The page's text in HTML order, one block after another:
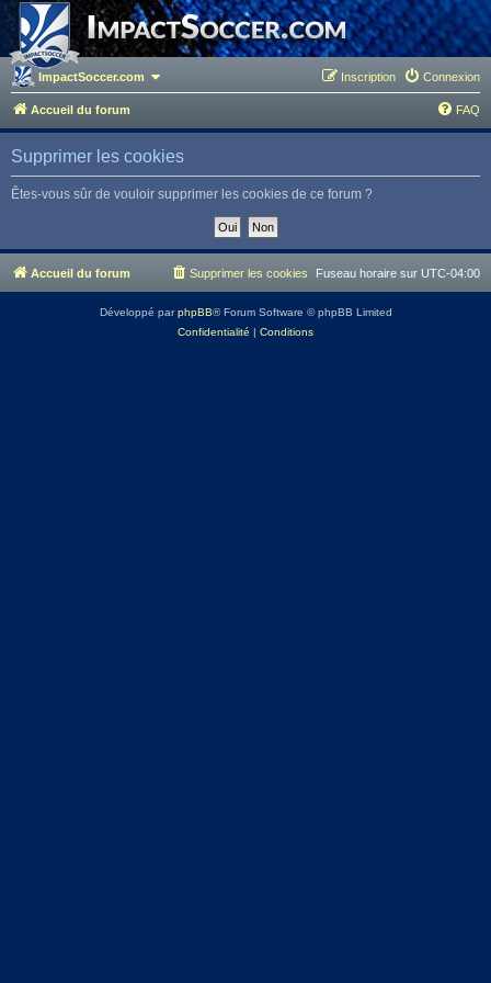
ImpactSoccer.com Connexion
Inscription
Accueil du forum FAQ
Supprimer les cookies
Êtes-vous sûr de vouloir supprimer les cookies de ce forum ?
Accueil du forum Fuseau horaire sur UTC-04:00
Supprimer les cookies
Développé parphpBB® Forum Software © phpBB Limited
Confidentialité | Conditions